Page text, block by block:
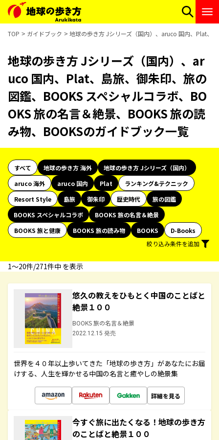
TOP ガイドブック 地球の歩き方 Jシリーズ（国内）、aruco 国内、Plat、
地球の歩き方 Jシリーズ（国内）、ar
uco 国内、Plat、島旅、御朱印、旅の
図鑑、BOOKS スペシャルコラボ、BO
OKS 旅の名言＆絶景、BOOKS 旅の読
み物、BOOKSのガイドブック一覧
すべて 地球の歩き方 海外
地球の歩き方 Jシリーズ（国内）
aruco 海外
aruco 国内 Plat
ランキング&テクニック
Resort Style
島旅 御朱印 歴史時代
旅の図鑑
BOOKS スペシャルコラボ
BOOKS 旅の名言＆絶景
BOOKS 旅と健康
BOOKS 旅の読み物 BOOKS
D-Books
絞り込み条件を追加
1〜20件/271件中 を表示
悠久の教えをひもとく中国のことばと
絶景１００
BOOKS 旅の名言＆絶景
2022.12.15 発売
世界を４０年以上歩いてきた「地球の歩き方」があなたにお届
けする、人生を輝かせる中国の名言と癒やしの絶景集
詳細を見る
今すぐ旅に出たくなる！地球の歩き方
のことばと絶景１００